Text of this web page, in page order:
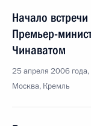
Начало
Премьер-
Чинаватом
25 апреля 2006
Москва, Кремль